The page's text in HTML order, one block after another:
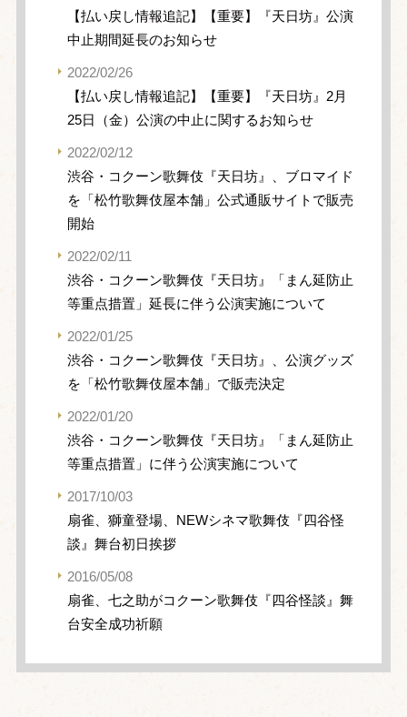
【払い戻し情報追記】【重要】『天日坊』公演
中止期間延長のお知らせ
2022/02/26
【払い戻し情報追記】【重要】『天日坊』2月
25日（金）公演の中止に関するお知らせ
2022/02/12
渋谷・コクーン歌舞伎『天日坊』、ブロマイド
を「松竹歌舞伎屋本舗」公式通販サイトで販売
開始
2022/02/11
渋谷・コクーン歌舞伎『天日坊』「まん延防止
等重点措置」延長に伴う公演実施について
2022/01/25
渋谷・コクーン歌舞伎『天日坊』、公演グッズ
を「松竹歌舞伎屋本舗」で販売決定
2022/01/20
渋谷・コクーン歌舞伎『天日坊』「まん延防止
等重点措置」に伴う公演実施について
2017/10/03
扇雀、獅童登場、NEWシネマ歌舞伎『四谷怪
談』舞台初日挨拶
2016/05/08
扇雀、七之助がコクーン歌舞伎『四谷怪談』舞
台安全成功祈願